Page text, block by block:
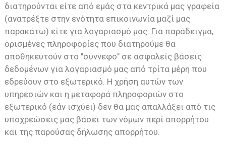
διατηρούνται είτε από εμάς στα κεντρικά μας γραφεία
(ανατρέξτε στην ενότητα επικοινωνία μαζί μας
παρακάτω) είτε για λογαριασμό μας. Για παράδειγμα,
ορισμένες πληροφορίες που διατηρούμε θα
αποθηκευτούν στο "σύννεφο" σε ασφαλείς βάσεις
δεδομένων για λογαριασμό μας από τρίτα μέρη που
εδρεύουν στο εξωτερικό. Η χρήση αυτών των
υπηρεσιών και η μεταφορά πληροφοριών στο
εξωτερικό (εάν ισχύει) δεν θα μας απαλλάξει από τις
υποχρεώσεις μας βάσει των νόμων περί απορρήτου
και της παρούσας δήλωσης απορρήτου.